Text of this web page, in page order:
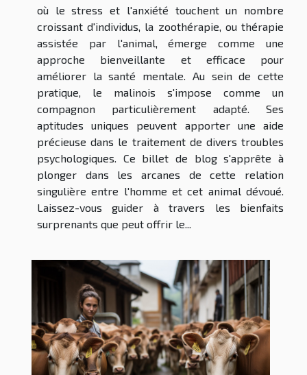
où le stress et l'anxiété touchent un nombre
croissant d'individus, la zoothérapie, ou thérapie
assistée par l'animal, émerge comme une
approche bienveillante et efficace pour
améliorer la santé mentale. Au sein de cette
pratique, le malinois s'impose comme un
compagnon particulièrement adapté. Ses
aptitudes uniques peuvent apporter une aide
précieuse dans le traitement de divers troubles
psychologiques. Ce billet de blog s'apprête à
plonger dans les arcanes de cette relation
singulière entre l'homme et cet animal dévoué.
Laissez-vous guider à travers les bienfaits
surprenants que peut offrir le...